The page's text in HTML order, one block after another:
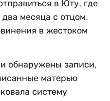
в Юту, где
месяца с отцом.
в жестоком
обнаружены записи,
матерью
систему